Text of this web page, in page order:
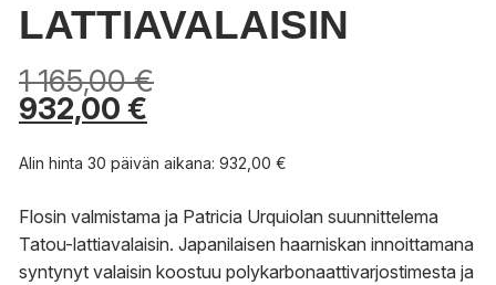
LATTIAVALAISIN
1 165,00€
932,00 €
Alin hinta 30 päivän aikana: 932,00 €
Flosin valmistama ja Patricia Urquiolan suunnittelema
Tatou-lattiavalaisin. Japanilaisen haarniskan innoittamana
syntynyt valaisin koostuu polykarbonaattivarjostimesta ja